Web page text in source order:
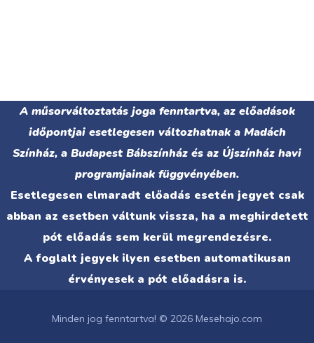
A műsorváltoztatás joga fenntartva, az előadások
időpontjai esetlegesen változhatnak a Madách
Színház, a Budapest Bábszínház és az Újszínház havi
programjainak függvényében.
Esetlegesen elmaradt előadás esetén jegyet csak
abban az esetben váltunk vissza, ha a meghirdetett
pót előadás sem kerül megrendezésre.
A foglalt jegyek ilyen esetben automatikusan
érvényesek a pót előadásra is.
Minden jog fenntartva! © 2026 Mesehajo.com